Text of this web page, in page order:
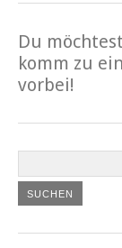
Du
komm zu
vorbei!